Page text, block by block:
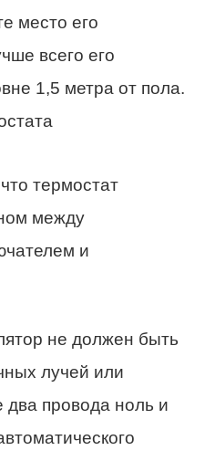
место его
всего его
1,5 метра от пола.
термостат
между
и
не должен быть
лучей или
два провода ноль и